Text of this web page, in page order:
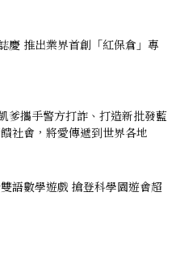
慶 推出業界首創「紅保倉」專
爹攜手警方打詐、打造新批發藍
社會，將愛傳遞到世界各地
語數學遊戲 搶登科學園遊會超